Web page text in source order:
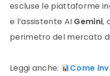
escluse le piattaforme
e l’assistente AI Gemini,
perimetro del mercato
Leggi anche:
Come